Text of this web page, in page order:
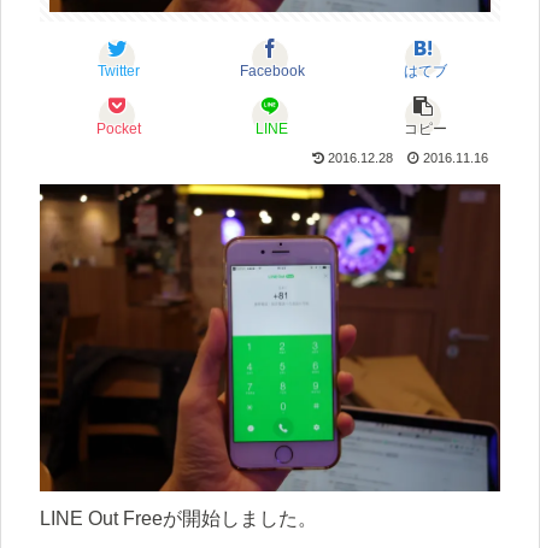
Twitter Facebook はてブ
Pocket LINE コピー
2016.12.28 2016.11.16
LINE Out Freeが開始しました。